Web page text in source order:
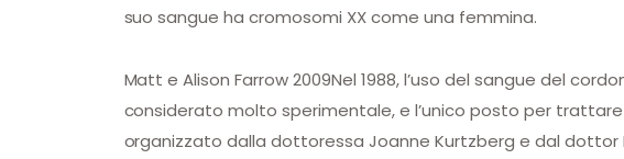
suo sangue ha cromosomi XX come una femmina.
Matt e Alison Farrow 2009Nel 1988, l’uso del sangue del
considerato molto sperimentale, e l’unico posto per
organizzato dalla dottoressa Joanne Kurtzberg e dal dottor